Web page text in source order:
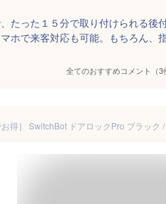
たった１５分で取り付けられる後
ホで来客対応も可能。もちろん、
全てのおすすめコメント（3